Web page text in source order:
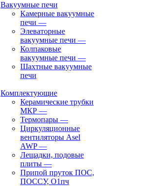
Вакуумные печи
Камерные вакуумные
печи —
Элеваторные
вакуумные печи —
Колпаковые
вакуумные печи —
Шахтные вакуумные
печи
Комплектующие
Керамические трубки
МКР —
Термопары —
Циркуляционные
вентиляторы Asel
AWP—
Лещадки, подовые
плиты —
Припой пруток ПОС,
ПОССУ, О1пч